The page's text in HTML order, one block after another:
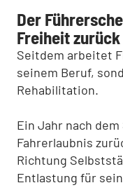
Der
Freiheit zurück
Seitdem arbeitet
seinem Beruf,
Rehabilitation.
Ein Jahr nach
Fahrerlaubnis
Richtung
Entlastung für